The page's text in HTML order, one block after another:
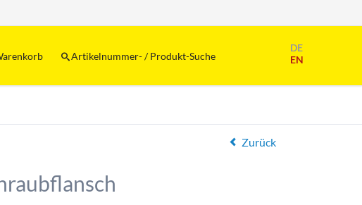
DE
EN
überspringen
Artikelnummer- / Produkt-Suche
Zurück